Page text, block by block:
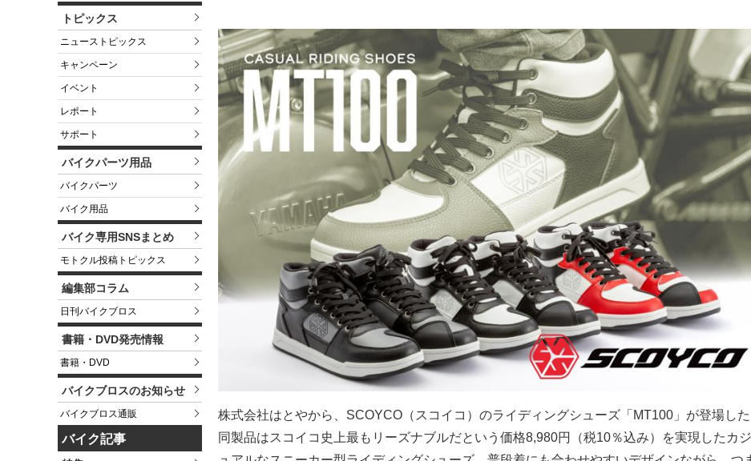
トピックス
ニューストピックス
キャンペーン
イベント
レポート
サポート
バイクパーツ用品
バイクパーツ
バイク用品
バイク専用SNSまとめ
モトクル投稿トピックス
編集部コラム
日刊バイクブロス
書籍・DVD発売情報
書籍・DVD
バイクブロスのお知らせ
バイクブロス通販
バイク記事
株式会社はとやから、SCOYCO（スコイコ）のライディングシューズ「MT100」が登場した
同製品はスコイコ史上最もリーズナブルだという価格8,980円（税10％込み）を実現したカジ